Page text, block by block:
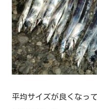
平均サイズが良くなっ